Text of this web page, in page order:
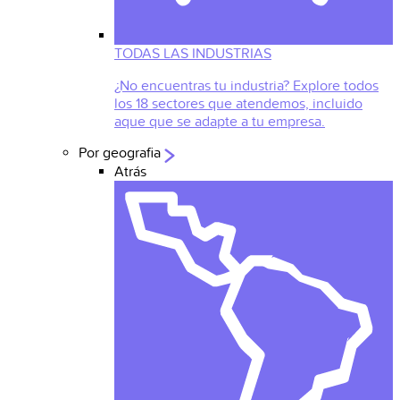
TODAS LAS INDUSTRIAS
¿No encuentras tu industria? Explore todos
los 18 sectores que atendemos, incluido
aque que se adapte a tu empresa.
Por geografia
Atrás